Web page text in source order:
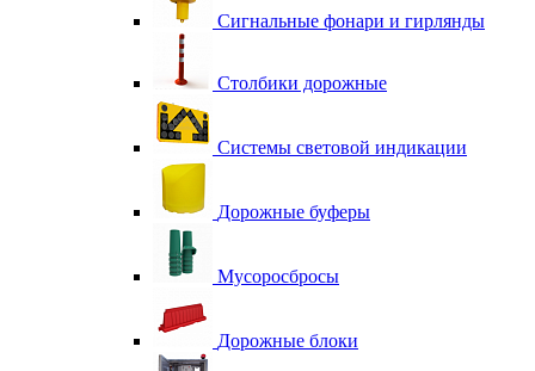
Сигнальные фонари и гирлянды
Столбики дорожные
Системы световой индикации
Дорожные буферы
Мусоросбросы
Дорожные блоки